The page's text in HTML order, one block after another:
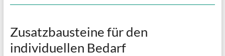
Zusatzbausteine für den
individuellen Bedarf